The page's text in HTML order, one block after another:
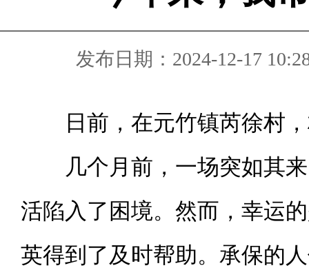
发布日期：2024-12-17
日前，在元竹镇芮徐村
几个月前，一场突如其
活陷入了困境。然而，幸运
英得到了及时帮助。承保的